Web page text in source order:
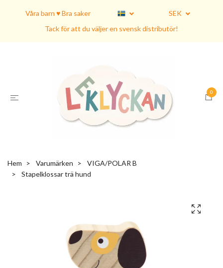
Våra barn ♥ Bra saker
SEK
Tack för att du väljer en svensk distributör!
0
Hem Varumärken
VIGA/POLAR B
Stapelklossar trä hund